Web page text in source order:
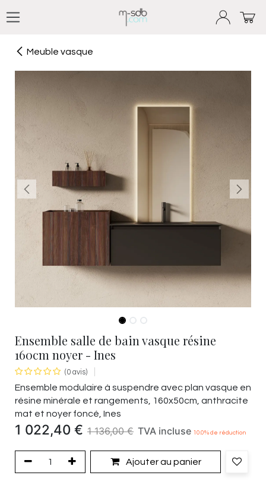
Meuble vasque
Ensemble salle de bain vasque résine
160cm noyer - Ines
(0 avis)
Ensemble modulaire à suspendre avec plan vasque en
résine minérale et rangements, 160x50cm, anthracite
mat et noyer foncé, Ines
1 022,40 € 1 136,00€ TVA incluse 10.0% de réduction
Ajouter au panier